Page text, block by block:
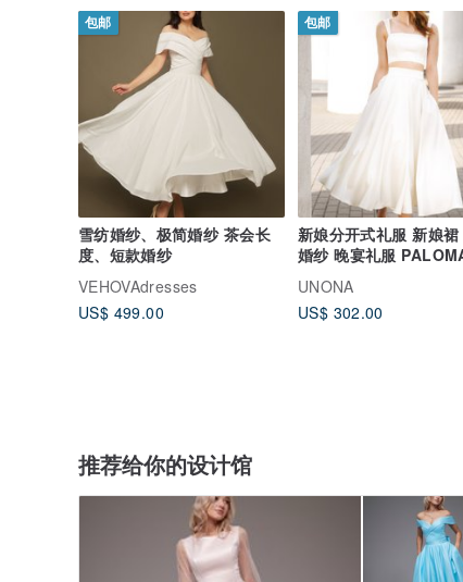
包邮
雪纺婚纱、极简婚纱 茶会长
度、短款婚纱
VEHOVAdresses
US$ 499.00
包邮
新娘分开式礼服 新娘
婚纱 晚宴礼服
UNONA
US$ 302.00
推荐给你的设计馆